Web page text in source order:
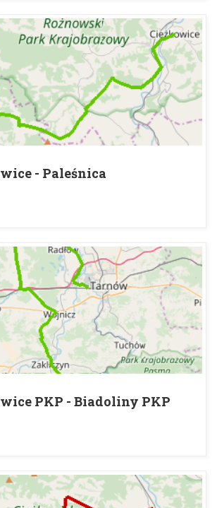
- Paleśnica
PKP - Biadoliny PKP